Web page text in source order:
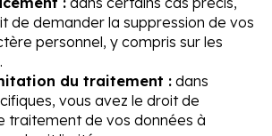
de demander la suppression de vos
personnel, y compris sur les
du traitement : dans
vous avez le droit de
traitement de vos données à